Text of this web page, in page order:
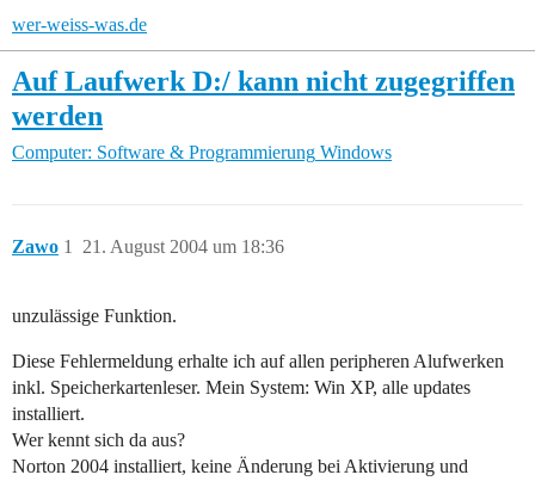
wer-weiss-was.de
Auf Laufwerk D:/ kann nicht zugegriffen
werden
Computer: Software & Programmierung Windows
Zawo 21. August 2004 um 18:36
1
unzulässige Funktion.
Diese Fehlermeldung erhalte ich auf allen peripheren Alufwerken
inkl. Speicherkartenleser. Mein System: Win XP, alle updates
installiert.
Wer kennt sich da aus?
Norton 2004 installiert, keine Änderung bei Aktivierung und